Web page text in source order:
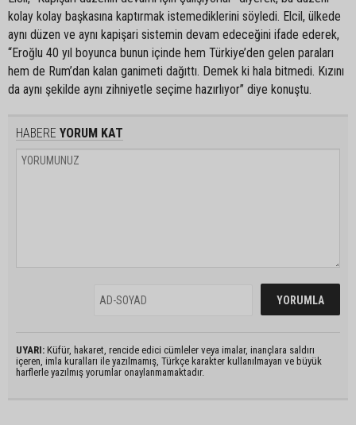
kolay kolay başkasına kaptırmak istemediklerini söyledi. Elcil, ülkede
aynı düzen ve aynı kapişari sistemin devam edeceğini ifade ederek,
“Eroğlu 40 yıl boyunca bunun içinde hem Türkiye’den gelen paraları
hem de Rum’dan kalan ganimeti dağıttı. Demek ki hala bitmedi. Kızını
da aynı şekilde aynı zihniyetle seçime hazırlıyor” diye konuştu.
HABERE YORUM KAT
UYARI: Küfür, hakaret, rencide edici cümleler veya imalar, inançlara saldırı
içeren, imla kuralları ile yazılmamış, Türkçe karakter kullanılmayan ve büyük
harflerle yazılmış yorumlar onaylanmamaktadır.